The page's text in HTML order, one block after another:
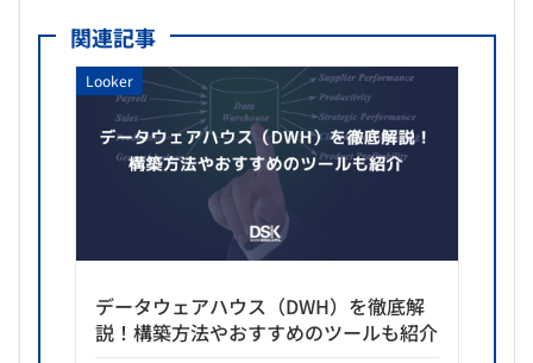
関連記事
Looker
データウェアハウス（DWH）を徹底解
説！構築方法やおすすめのツールも紹介